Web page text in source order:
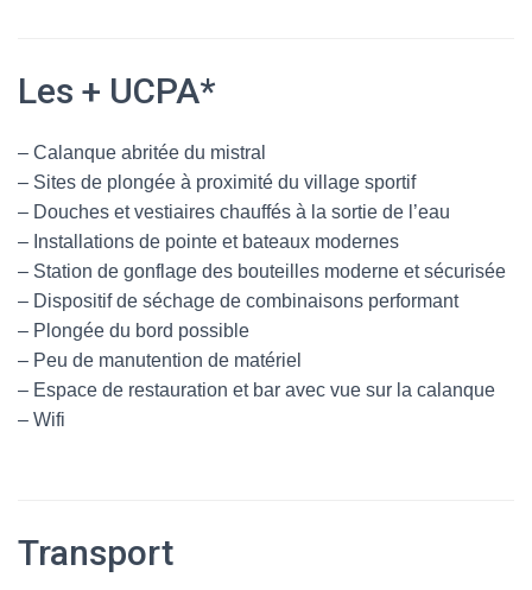
Les + UCPA*
– Calanque abritée du mistral
– Sites de plongée à proximité du village sportif
– Douches et vestiaires chauffés à la sortie de l’eau
– Installations de pointe et bateaux modernes
– Station de gonflage des bouteilles moderne et sécurisée
– Dispositif de séchage de combinaisons performant
– Plongée du bord possible
– Peu de manutention de matériel
– Espace de restauration et bar avec vue sur la calanque
– Wifi
Transport